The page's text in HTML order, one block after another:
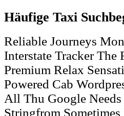
Häufige Taxi
Reliable Journeys
Interstate Tracker The
Premium Relax
Powered Cab
All Thu Google
Stringfrom